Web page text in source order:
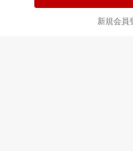
新規会員